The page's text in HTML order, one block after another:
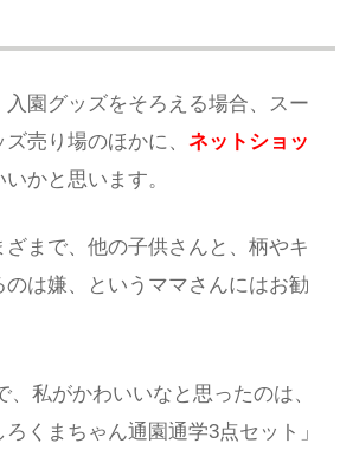
入園グッズをそろえる場合、スー
売り場のほかに、 ネットショッ
かと思います。
まで、他の子供さんと、柄やキ
のは嫌、というママさんにはお勧
、私がかわいいなと思ったのは、
くまちゃん通園通学3点セット」